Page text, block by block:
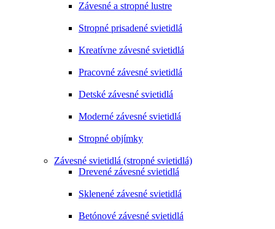
Závesné a stropné lustre
Stropné prisadené svietidlá
Kreatívne závesné svietidlá
Pracovné závesné svietidlá
Detské závesné svietidlá
Moderné závesné svietidlá
Stropné objímky
Závesné svietidlá (stropné svietidlá)
Drevené závesné svietidlá
Sklenené závesné svietidlá
Betónové závesné svietidlá